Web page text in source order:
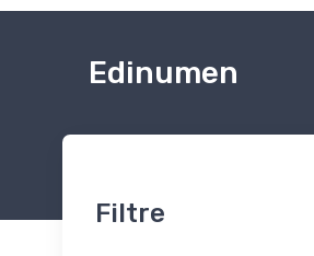
Edinumen
Filtre